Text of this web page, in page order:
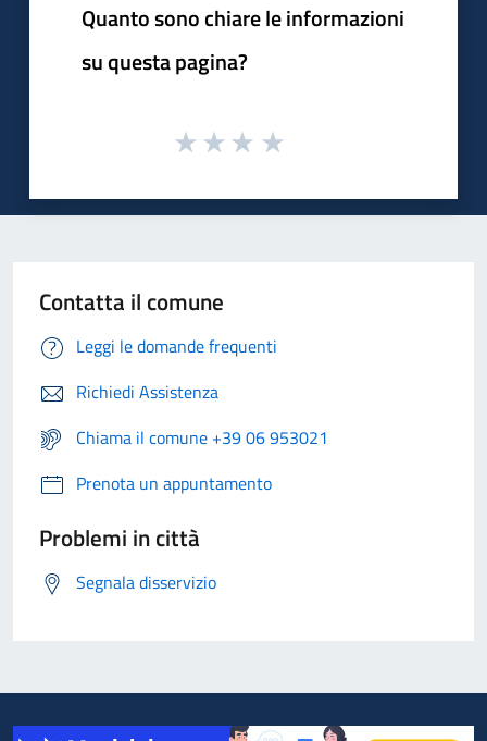
Quanto sono chiare le informazioni
su questa pagina?
Contatta il comune
Leggi le domande frequenti
Richiedi Assistenza
Chiama il comune +39 06 953021
Prenota un appuntamento
Problemi in città
Segnala disservizio